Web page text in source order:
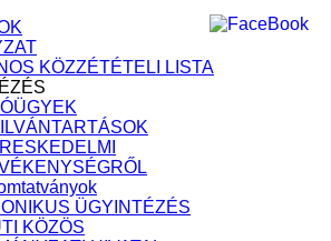
KÖZZÉTÉTELI LISTA
ÜGYINTÉZÉS
KÖZÖS